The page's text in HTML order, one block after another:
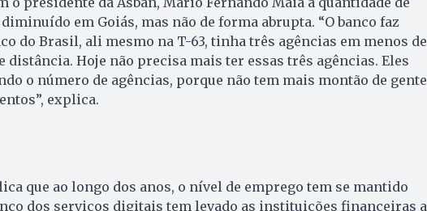
em Goiás, mas não de forma abrupta. “O banco faz
do Brasil, ali mesmo na T-63, tinha três agências em menos de
distância. Hoje não precisa mais ter essas três agências. Eles
o número de agências, porque não tem mais montão de gente
explica.
que ao longo dos anos, o nível de emprego tem se mantido
dos serviços digitais tem levado as instituições financeiras a